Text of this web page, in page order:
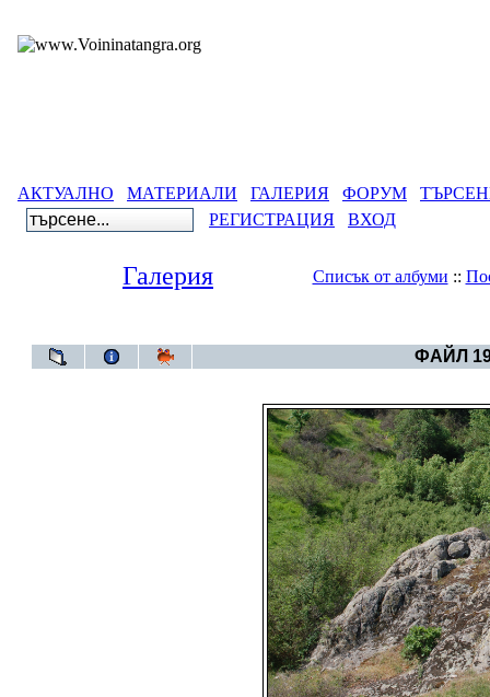
АКТУАЛНО МАТЕРИАЛИ ГАЛЕРИЯ ФОРУМ
РЕГИСТРАЦИЯ
ВХОД
Галерия Списък от албуми ::
ФАЙЛ